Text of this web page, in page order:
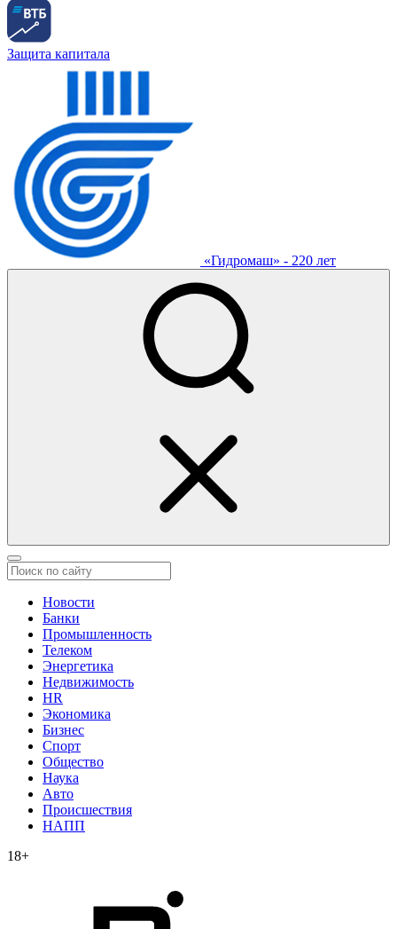
Защита капитала
«Гидромаш» - 220 лет
Новости
Банки
Промышленность
Телеком
Энергетика
Недвижимость
HR
Экономика
Бизнес
Спорт
Общество
Наука
Авто
Происшествия
НАПП
18+